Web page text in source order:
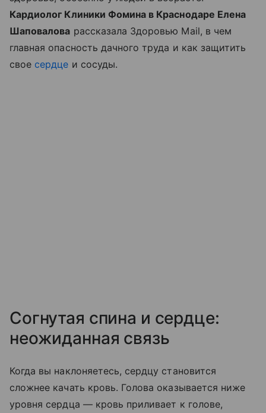
Кардиолог Клиники Фомина в Краснодаре Елена
Шаповалова рассказала Здоровью Mail, в чем
главная опасность дачного труда и как защитить
свое сердце и сосуды.
Согнутая спина и сердце:
неожиданная связь
Когда вы наклоняетесь, сердцу становится
сложнее качать кровь. Голова оказывается ниже
уровня сердца — кровь приливает к голове,